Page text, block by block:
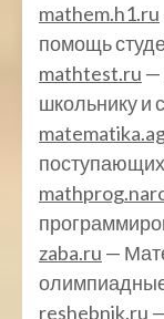
mathem.h1.ru
помощь
mathtest.ru —
школьнику и
zaba.ru —
reshebnik.ru